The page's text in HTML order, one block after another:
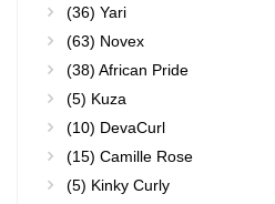
(36) Yari
(63) Novex
(38) African Pride
(5) Kuza
(10) DevaCurl
(15) Camille Rose
(5) Kinky Curly